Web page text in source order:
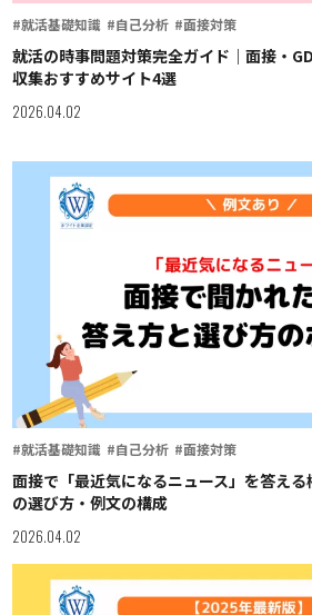
#就活基礎知識 #自己分析 #面接対策
就活の時事問題対策完全ガイド｜面接・
収集おすすめサイト4選
2026.04.02
#就活基礎知識 #自己分析 #面接対策
面接で「最近気になるニュース」を答え
の選び方・例文の構成
2026.04.02